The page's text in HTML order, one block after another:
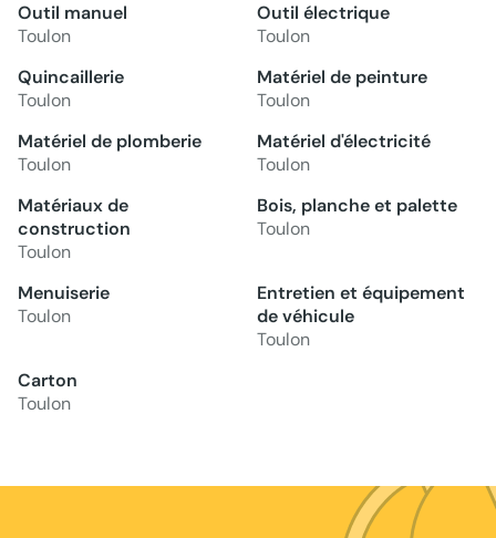
Outil manuel
Toulon
Outil électrique
Toulon
Quincaillerie
Toulon
Matériel de peinture
Toulon
Matériel de plomberie
Toulon
Matériel d'électricité
Toulon
Matériaux de
construction
Toulon
Bois, planche et palette
Toulon
Menuiserie
Toulon
Entretien et équipement
de véhicule
Toulon
Carton
Toulon